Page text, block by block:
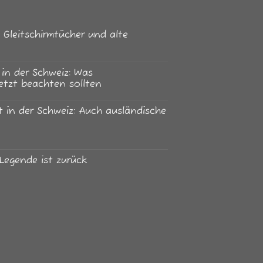
Gleitschirmtücher und alte
der Schweiz: Was
beachten sollten
in der Schweiz: Auch ausländische
ist zurück